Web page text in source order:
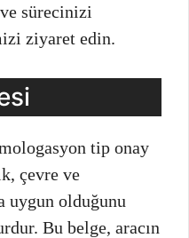
sürecinizi
ziyaret edin.
tip onay
çevre ve
uygun olduğunu
Bu belge, aracın